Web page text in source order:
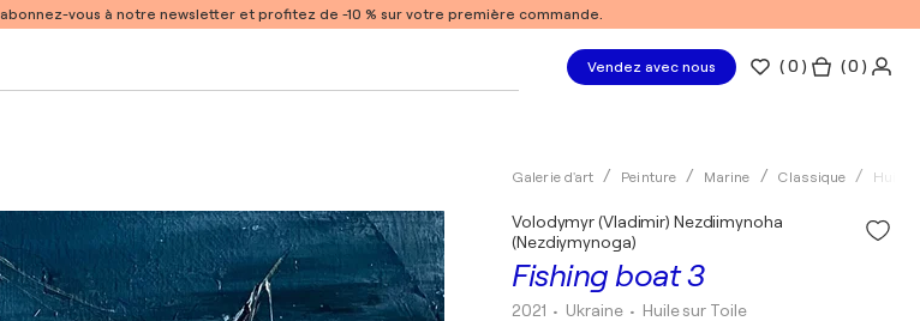
abonnez-vous à notre newsletter et profitez de -10 % sur votre première commande.
Vendez avec nous (0 ) ( 0 )
Galerie d'art Peinture Marine Classique Huile
Fishing boat 3
Volodymyr (Vladimir) Nezdiimynoha
(Nezdiymynoga)
2021 • Ukraine • Huile sur Toile